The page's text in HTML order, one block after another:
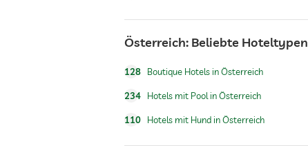
Hunde erlaubt
Innenpool
Österreich: Beliebte Hoteltypen
128 Boutique Hotels in Österreich
234 Hotels mit Pool in Österreich
110 Hotels mit Hund in Österreich